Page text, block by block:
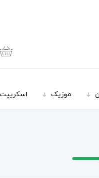
موزیک اسکریپت